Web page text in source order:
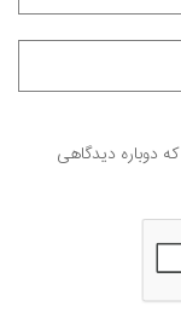
دوباره دیدگاهی